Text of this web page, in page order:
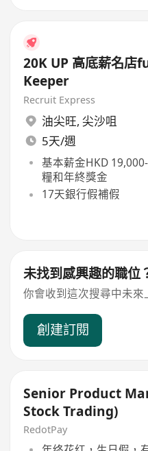
20K UP 高底薪名
Keeper
Recruit Express
油尖旺, 尖沙咀
5天/週
基本薪金HKD
糧和年終獎金
17天銀行假補假
未找到感興趣的職位
你會收到這次搜尋中未
創建訂閱
Senior Product
Stock Trading)
RedotPay